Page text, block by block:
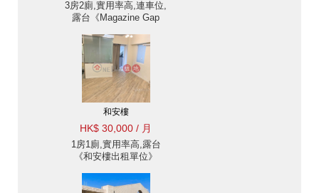
3房2廁,實用率高,連車位,
露台《Magazine Gap
和安樓
HK$ 30,000 / 月
1房1廁,實用率高,露台
《和安樓出租單位》